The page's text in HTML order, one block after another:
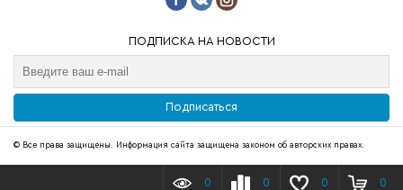
ПОДПИСКА НА НОВОСТИ
Подписаться
© Все права защищены. Информация сайта защищена законом об авторских правах.
0 0 0 0